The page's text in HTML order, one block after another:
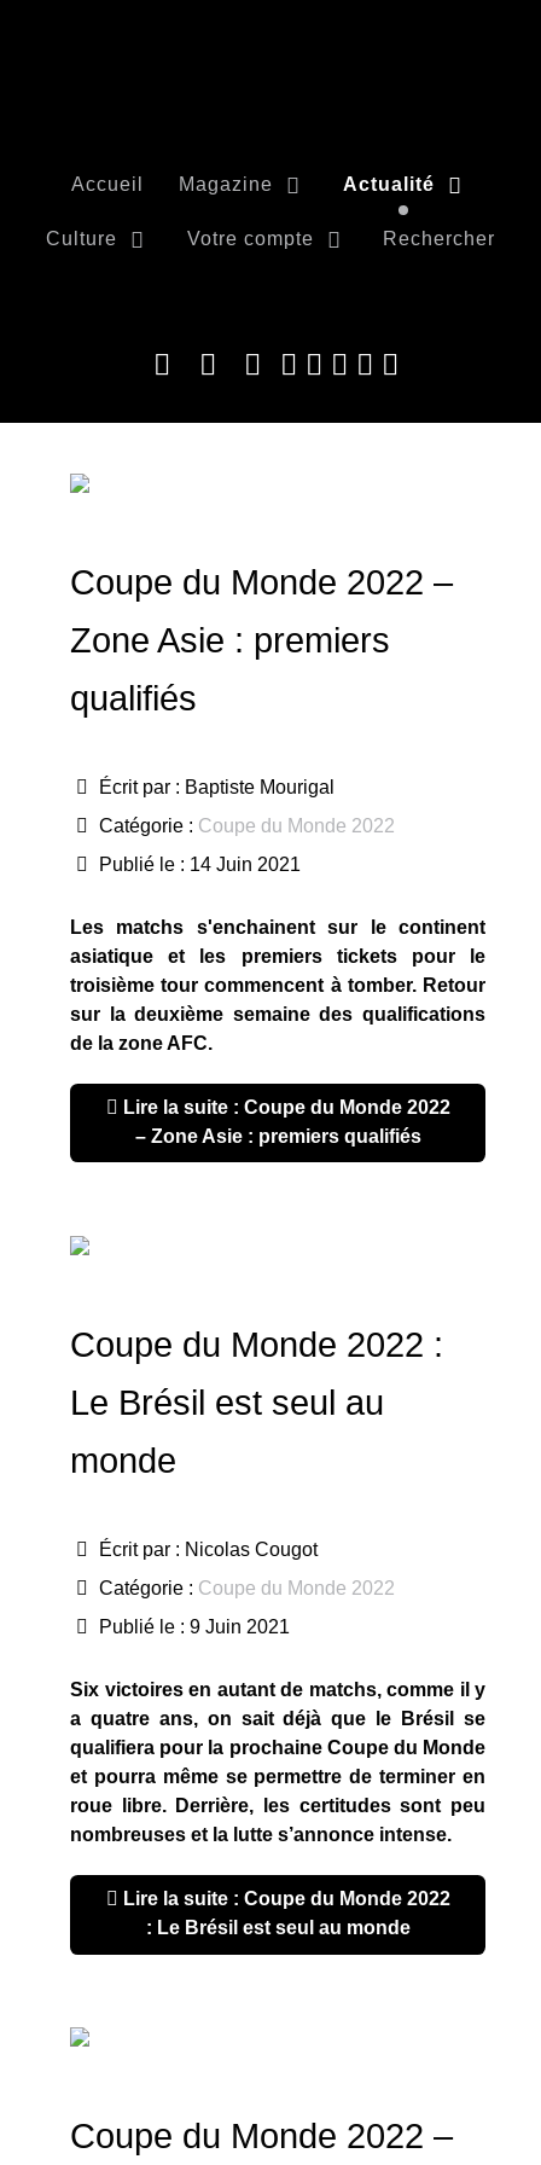
Accueil Magazine Actualité
Culture Votre compte Rechercher
Coupe du Monde 2022 –
Zone Asie : premiers
qualifiés
Écrit par : Baptiste Mourigal
Catégorie : Coupe du Monde 2022
Publié le : 14 Juin 2021
Les matchs s'enchainent sur le continent
asiatique et les premiers tickets pour le
troisième tour commencent à tomber. Retour
sur la deuxième semaine des qualifications
de la zone AFC.
Lire la suite : Coupe du Monde 2022
– Zone Asie : premiers qualifiés
Coupe du Monde 2022 :
Le Brésil est seul au
monde
Écrit par : Nicolas Cougot
Catégorie : Coupe du Monde 2022
Publié le : 9 Juin 2021
Six victoires en autant de matchs, comme il y
a quatre ans, on sait déjà que le Brésil se
qualifiera pour la prochaine Coupe du Monde
et pourra même se permettre de terminer en
roue libre. Derrière, les certitudes sont peu
nombreuses et la lutte s’annonce intense.
Lire la suite : Coupe du Monde 2022
: Le Brésil est seul au monde
Coupe du Monde 2022 –